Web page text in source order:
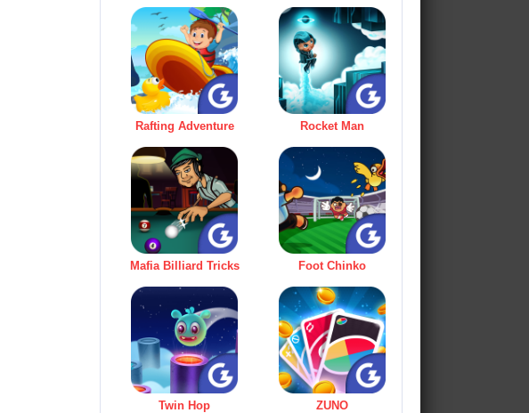
Rafting Adventure Rocket Man
Mafia Billiard Tricks Foot Chinko
Twin Hop ZUNO